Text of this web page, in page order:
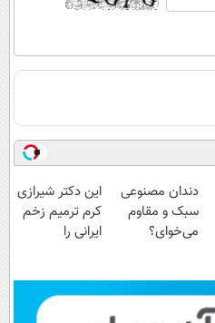
دندان مصنوعی
سبک و مقاوم
می‌خوای؟
📍تهران
این دکتر شیرازی
کرم ترمیم زخم
ایرانی را